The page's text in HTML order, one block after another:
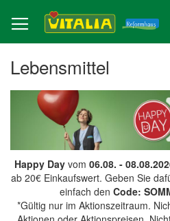
zum
Inhalt
Lebensmittel
Happy Dayvom 06.08. -
ab 20€ Einkaufswert. Geben Sie
einfach den Code:
*Gültig nur im Aktionszeitraum.